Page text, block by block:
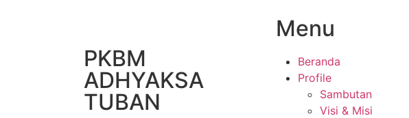
PKBM
ADHYAKSA
TUBAN
Menu
Beranda
Profile
Sambutan
Visi & Misi